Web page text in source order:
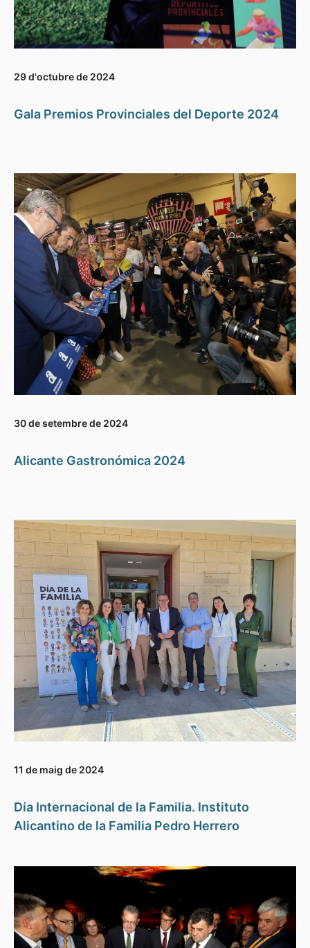
29 d'octubre de 2024
Gala Premios Provinciales del Deporte 2024
30 de setembre de 2024
Alicante Gastronómica 2024
11 de maig de 2024
Día Internacional de la Familia. Instituto
Alicantino de la Familia Pedro Herrero